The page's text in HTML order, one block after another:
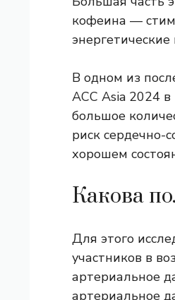
кофеина —
В одном из
ACC Asia 2024
большое
риск сердечно-
хорошем
Какова
Для этого
участников в
артериальное
артериальное